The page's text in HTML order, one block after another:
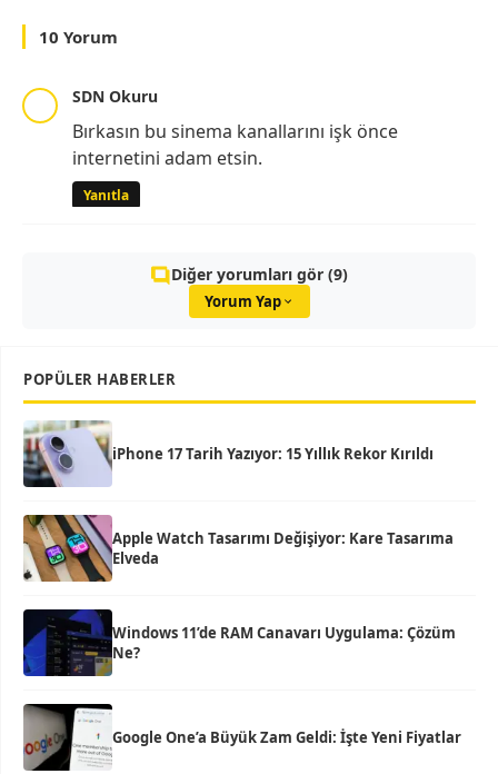
10 Yorum
SDN Okuru
Bırkasın bu sinema kanallarını işk önce
internetini adam etsin.
Yanıtla
Diğer yorumları gör (9)
Yorum Yap
POPÜLER HABERLER
iPhone 17 Tarih Yazıyor: 15 Yıllık Rekor Kırıldı
Apple Watch Tasarımı Değişiyor: Kare Tasarıma
Elveda
Windows 11’de RAM Canavarı Uygulama: Çözüm
Ne?
Google One’a Büyük Zam Geldi: İşte Yeni Fiyatlar